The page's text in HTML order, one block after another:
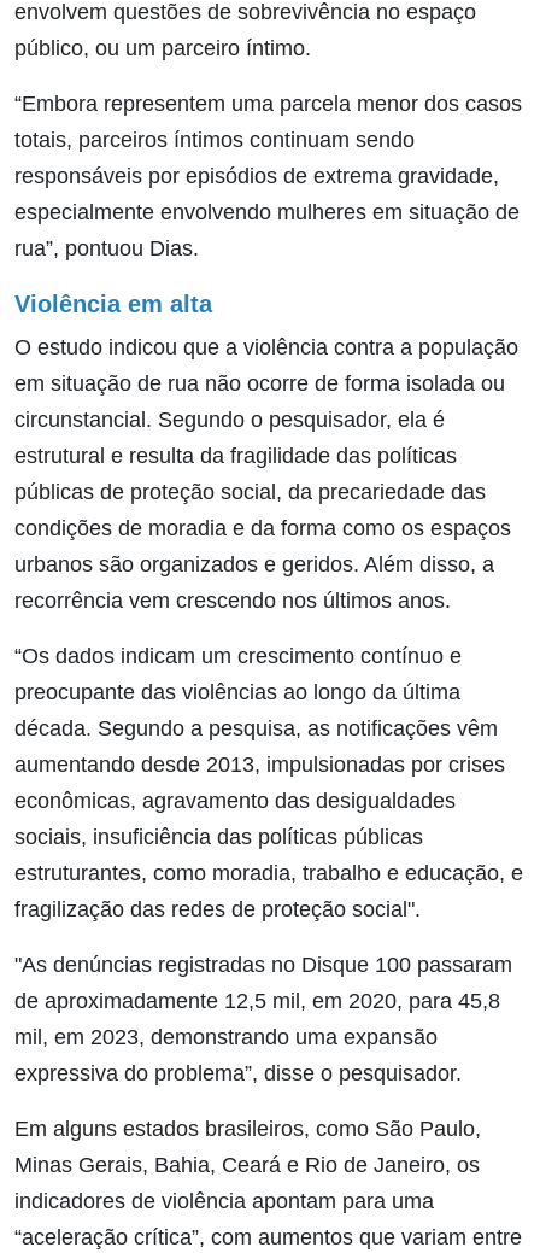
envolvem questões de sobrevivência no espaço
público, ou um parceiro íntimo.
“Embora representem uma parcela menor dos casos
totais, parceiros íntimos continuam sendo
responsáveis por episódios de extrema gravidade,
especialmente envolvendo mulheres em situação de
rua”, pontuou Dias.
Violência em alta
O estudo indicou que a violência contra a população
em situação de rua não ocorre de forma isolada ou
circunstancial. Segundo o pesquisador, ela é
estrutural e resulta da fragilidade das políticas
públicas de proteção social, da precariedade das
condições de moradia e da forma como os espaços
urbanos são organizados e geridos. Além disso, a
recorrência vem crescendo nos últimos anos.
“Os dados indicam um crescimento contínuo e
preocupante das violências ao longo da última
década. Segundo a pesquisa, as notificações vêm
aumentando desde 2013, impulsionadas por crises
econômicas, agravamento das desigualdades
sociais, insuficiência das políticas públicas
estruturantes, como moradia, trabalho e educação, e
fragilização das redes de proteção social".
"As denúncias registradas no Disque 100 passaram
de aproximadamente 12,5 mil, em 2020, para 45,8
mil, em 2023, demonstrando uma expansão
expressiva do problema”, disse o pesquisador.
Em alguns estados brasileiros, como São Paulo,
Minas Gerais, Bahia, Ceará e Rio de Janeiro, os
indicadores de violência apontam para uma
“aceleração crítica”, com aumentos que variam entre